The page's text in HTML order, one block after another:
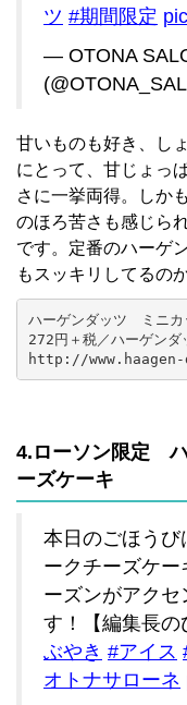
ツ #期間限定
— OTONA
甘いものも好き、し
にとって、甘じょっ
さに一挙両得。しか
のほろ苦さも感じら
です。定番のハーゲ
もスッキリしてるの
ハーゲンダッツ　ミニ
272円＋税／ハーゲンダ
http://
4.ローソン限定
ーズケーキ
本日のごほうび
ークチーズケ
ーズンがアク
す！【編集長の
ぶやき #アイス
オトナサローネ